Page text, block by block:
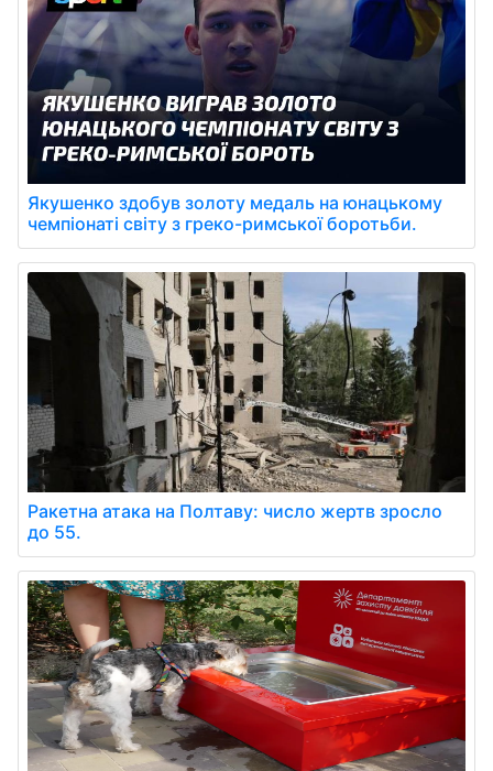
Якушенко здобув золоту медаль на юнацькому
чемпіонаті світу з греко-римської боротьби.
Ракетна атака на Полтаву: число жертв зросло
до 55.